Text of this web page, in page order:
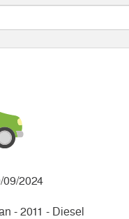
09/2024
- 2011 - Diesel